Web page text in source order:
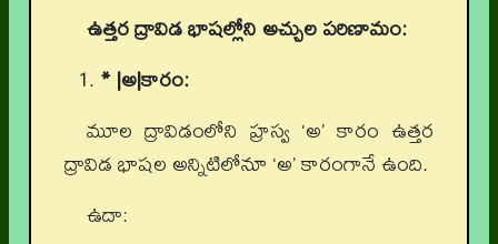
ఉత్తర ద్రావిడ భాషల్లోని అచ్చుల పరిణామం:
* |అ|కారం:
మూల ద్రావిడంలోని హ్రస్వ ‘అ’ కారం ఉత్తర
ద్రావిడ భాషల అన్నిటిలోనూ ‘అ’ కారంగానే ఉంది.
ఉదా: